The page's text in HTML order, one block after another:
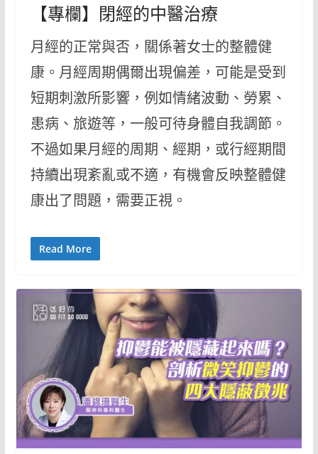
【專欄】閉經的中醫治療
月經的正常與否，關係著女士的整體健
康。月經周期偶爾出現偏差，可能是受到
短期刺激所影響，例如情緒波動、勞累、
患病、旅遊等，一般可待身體自我調節。
不過如果月經的周期、經期，或行經期間
持續出現紊亂或不適，有機會反映整體健
康出了問題，需要正視。
Read More